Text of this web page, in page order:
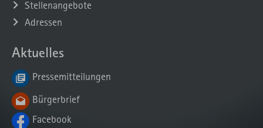
Stellenangebote
Adressen
Aktuelles
Pressemitteilungen
Bürgerbrief
Facebook